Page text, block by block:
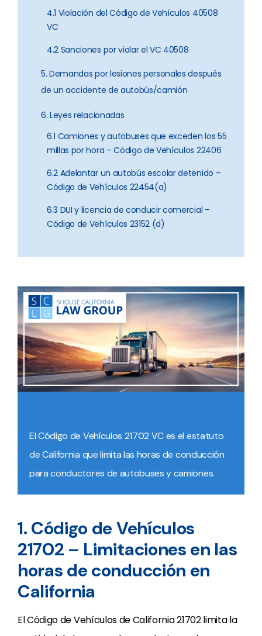
4.1 Violación del Código de Vehículos 40508
VC
4.2 Sanciones por violar el VC 40508
5. Demandas por lesiones personales después
de un accidente de autobús/camión
6. Leyes relacionadas
6.1 Camiones y autobuses que exceden los 55
millas por hora – Código de Vehículos 22406
6.2 Adelantar un autobús escolar detenido –
Código de Vehículos 22454(a)
6.3 DUI y licencia de conducir comercial –
Código de Vehículos 23152 (d)
El Código de Vehículos 21702 VC es el estatuto
de California que limita las horas de conducción
para conductores de autobuses y camiones.
1. Código de Vehículos
21702 – Limitaciones en las
horas de conducción en
California
El Código de Vehículos de California 21702 limita la